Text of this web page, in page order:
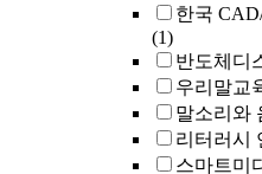
한국
(1)
반도체디
우리말교
말소리와
리터러시
스마트미